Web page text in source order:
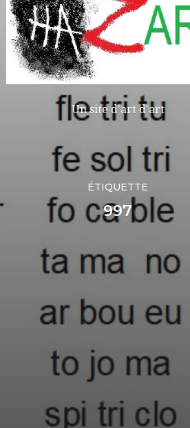
Un site d'art d'art
ÉTIQUETTE
997